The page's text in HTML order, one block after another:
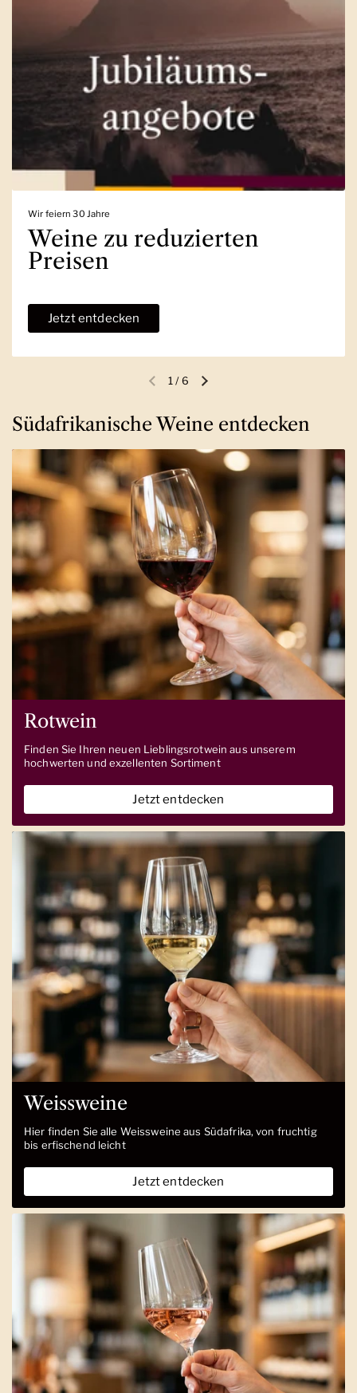
Wir feiern 30 Jahre
Weine zu reduzierten
Preisen
Jetzt entdecken
Vorherige FolieNächste Folie
1 /6
Südafrikanische Weine entdecken
Rotwein
Finden Sie Ihren neuen Lieblingsrotwein aus unserem
hochwerten und exzellenten Sortiment
Jetzt entdecken
Weissweine
Hier finden Sie alle Weissweine aus Südafrika, von fruchtig
bis erfischend leicht
Jetzt entdecken